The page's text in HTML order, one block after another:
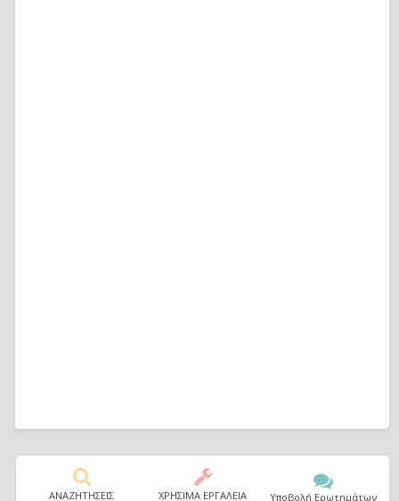
ΑΝΑΖΗΤΗΣΕΙΣ ΧΡΗΣΙΜΑ ΕΡΓΑΛΕΙΑ Υποβολή Ερωτημάτων